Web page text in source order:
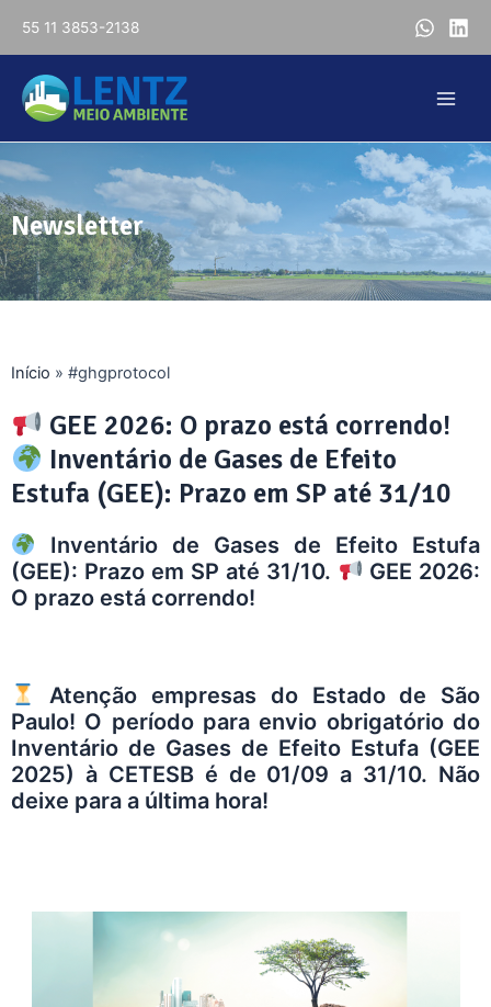
55 11 3853-2138
Newsletter
Início » #ghgprotocol
GEE 2026: O prazo está correndo!
Inventário de Gases de Efeito
Estufa (GEE): Prazo em SP até 31/10
Inventário de Gases de Efeito Estufa
(GEE): Prazo em SP até 31/10.
GEE 2026:
O prazo está correndo!
Atenção empresas do Estado de São
Paulo! O período para envio obrigatório do
Inventário de Gases de Efeito Estufa (GEE
2025) à CETESB é de 01/09 a 31/10. Não
deixe para a última hora!